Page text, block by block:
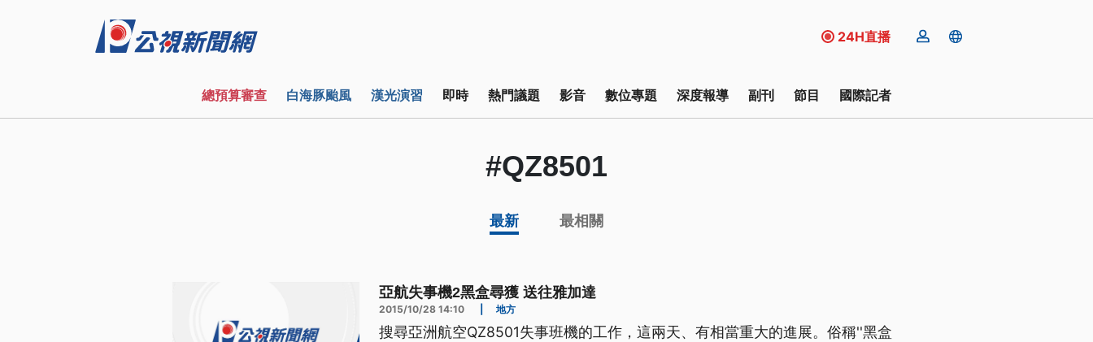
24H直播
總預算審查 白海豚颱風 漢光演習 即時 熱門議題 影音 數位專題 深度報導 副刊 節目 國際記者
#QZ8501
最新 最相關
亞航失事機2黑盒尋獲 送往雅加達
2015/10/28 14:10 地方
搜尋亞洲航空QZ8501失事班機的工作，這兩天、有相當重大的進展。俗稱''黑盒